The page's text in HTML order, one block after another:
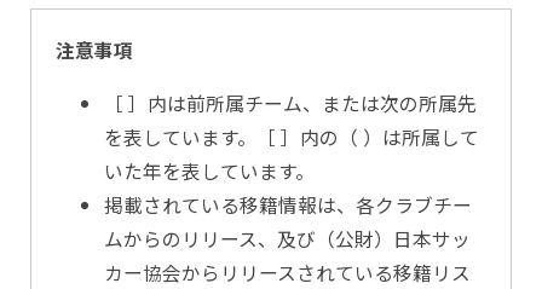
注意事項
［ ］内は前所属チーム、または次の所属先
を表しています。［ ］内の（ ）は所属して
いた年を表しています。
掲載されている移籍情報は、各クラブチー
ムからのリリース、及び（公財）日本サッ
カー協会からリリースされている移籍リス